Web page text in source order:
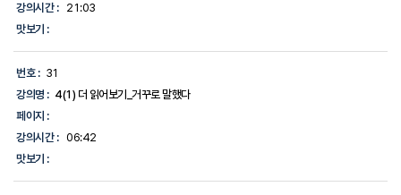
강의시간 :
21:03
맛보기 :
번호 : 31
강의명 : 4(1) 더 읽어보기_거꾸로 말했다
페이지 :
강의시간 : 06:42
맛보기 :